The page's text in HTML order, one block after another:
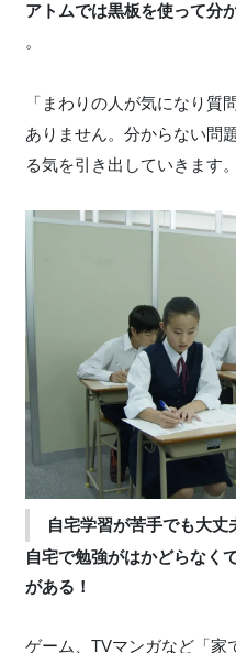
アトムでは黒板を使って分
。
「まわりの人が気になり質
ありません。分からない問
る気を引き出していきます。
自宅学習が苦手でも大丈
自宅で勉強がはかどらなく
がある！
ゲーム、TVマンガなど「家